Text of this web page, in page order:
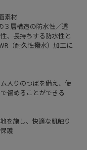
素材
３層構造の防水性／透
、長持ちする防水性と
（耐久性撥水）加工に
入りのつばを備え、使
留めることができる
を施し、快適な肌触り
護